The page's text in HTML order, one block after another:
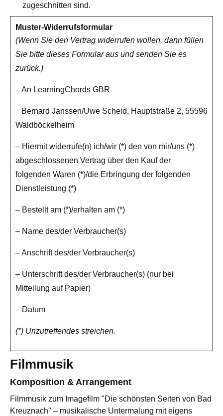
zugeschnitten sind.
Muster-Widerrufsformular
(Wenn Sie den Vertrag widerrufen wollen, dann füllen
Sie bitte dieses Formular aus und senden Sie es
zurück.)
– An LearningChords GBR
Bernard Janssen/Uwe Scheid, Hauptstraße 2, 55596
Waldböckelheim
– Hiermit widerrufe(n) ich/wir (*) den von mir/uns (*)
abgeschlossenen Vertrag über den Kauf der
folgenden Waren (*)/die Erbringung der folgenden
Dienstleistung (*)
– Bestellt am (*)/erhalten am (*)
– Name des/der Verbraucher(s)
– Anschrift des/der Verbraucher(s)
– Unterschrift des/der Verbraucher(s) (nur bei
Mitteilung auf Papier)
– Datum
(*) Unzutreffendes streichen.
Filmmusik
Komposition & Arrangement
Filmmusik zum Imagefilm "Die schönsten Seiten von Bad
Kreuznach" – musikalische Untermalung mit eigens